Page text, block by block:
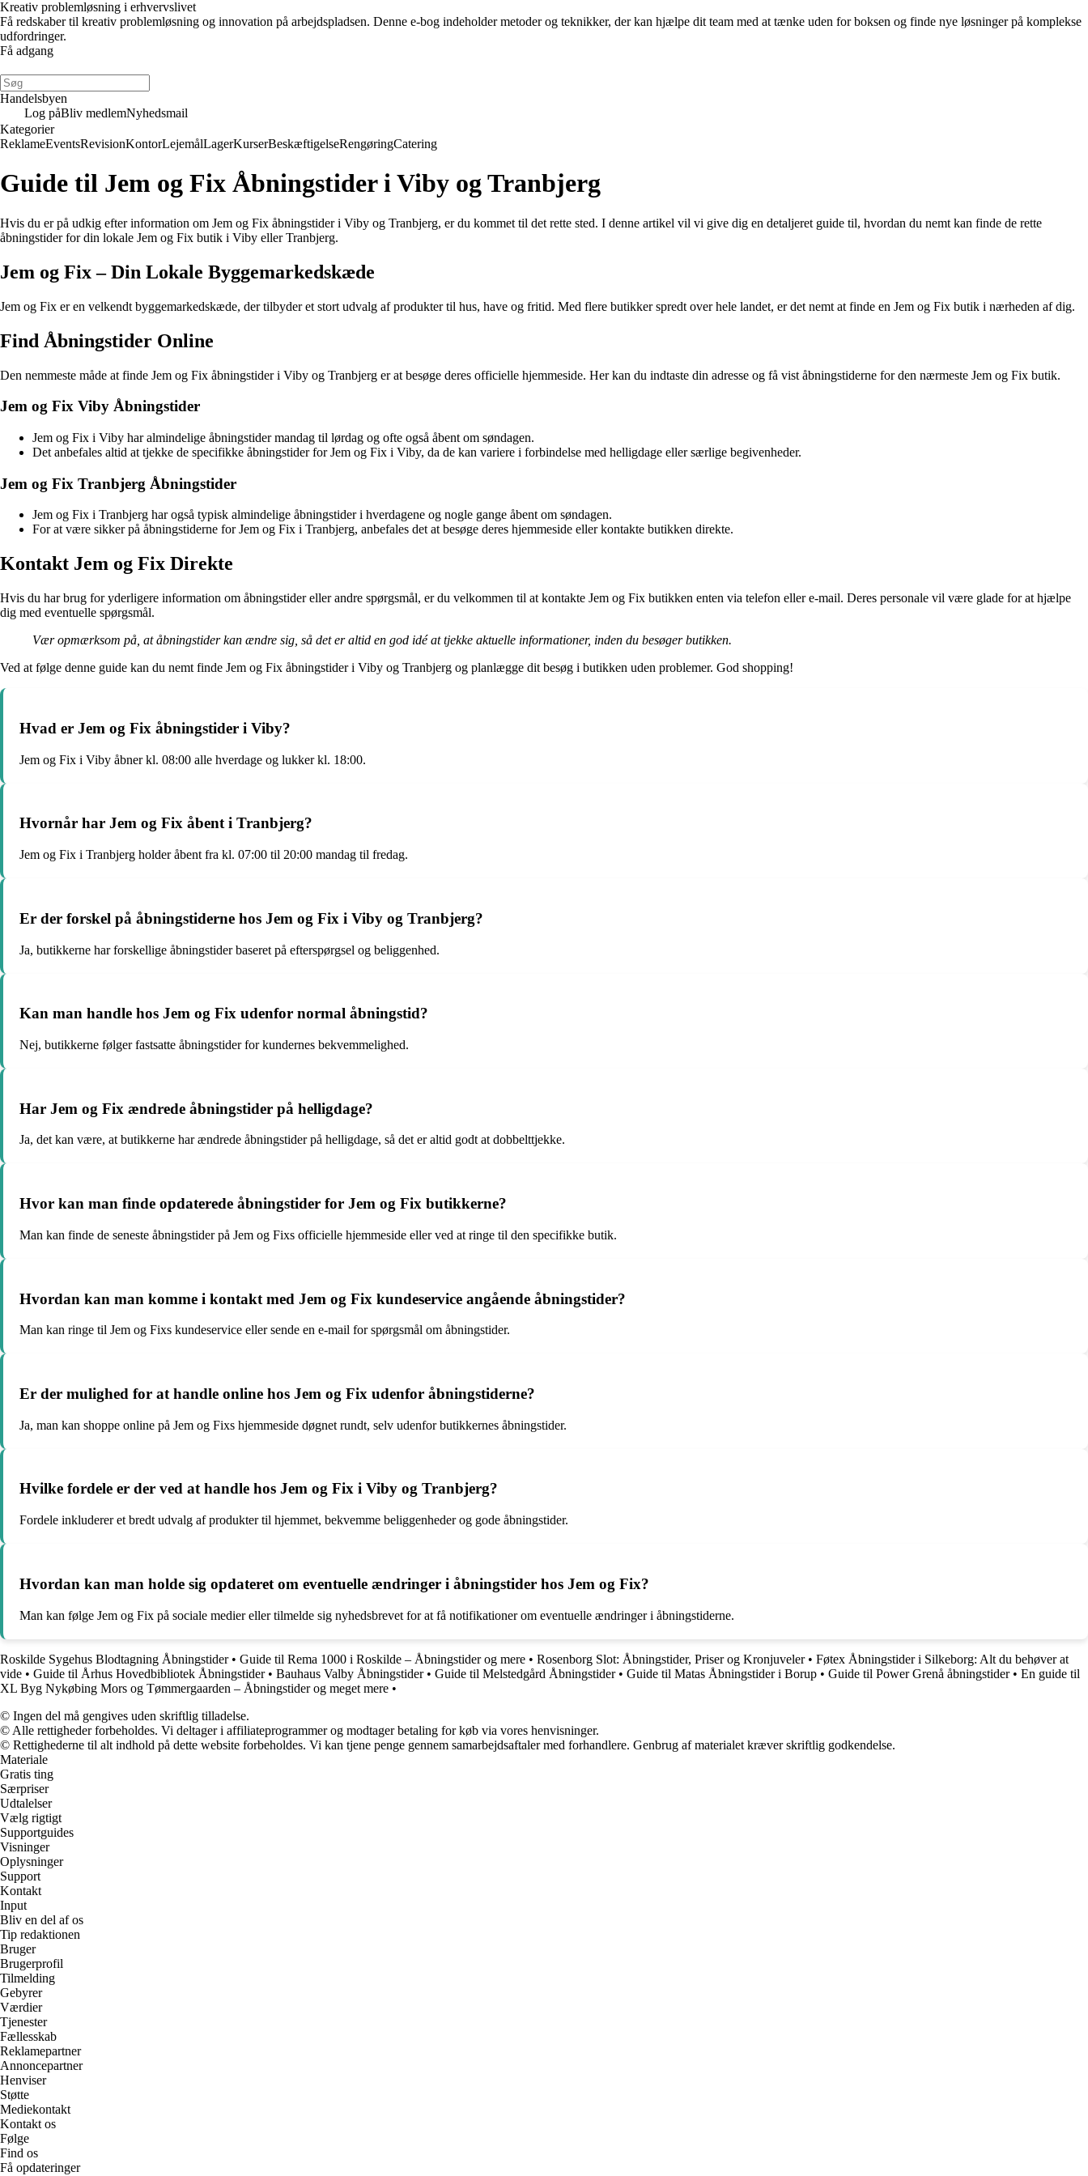
Kreativ problemløsning i erhvervslivet
Få redskaber til kreativ problemløsning og innovation på arbejdspladsen. Denne e-bog indeholder metoder og teknikker, der kan hjælpe dit team med at tænke uden for boksen og finde nye løsninger på komplekse
udfordringer.
Få adgang
Handelsbyen
Log påBliv medlemNyhedsmail
Kategorier
ReklameEventsRevisionKontorLejemålLagerKurserBeskæftigelseRengøringCatering
Guide til Jem og Fix Åbningstider i Viby og Tranbjerg
Hvis du er på udkig efter information om Jem og Fix åbningstider i Viby og Tranbjerg, er du kommet til det rette sted. I denne artikel vil vi give dig en detaljeret guide til, hvordan du nemt kan finde de rette
åbningstider for din lokale Jem og Fix butik i Viby eller Tranbjerg.
Jem og Fix – Din Lokale Byggemarkedskæde
Jem og Fix er en velkendt byggemarkedskæde, der tilbyder et stort udvalg af produkter til hus, have og fritid. Med flere butikker spredt over hele landet, er det nemt at finde en Jem og Fix butik i nærheden af dig.
Find Åbningstider Online
Den nemmeste måde at finde Jem og Fix åbningstider i Viby og Tranbjerg er at besøge deres officielle hjemmeside. Her kan du indtaste din adresse og få vist åbningstiderne for den nærmeste Jem og Fix butik.
Jem og Fix Viby Åbningstider
Jem og Fix i Viby har almindelige åbningstider mandag til lørdag og ofte også åbent om søndagen.
Det anbefales altid at tjekke de specifikke åbningstider for Jem og Fix i Viby, da de kan variere i forbindelse med helligdage eller særlige begivenheder.
Jem og Fix Tranbjerg Åbningstider
Jem og Fix i Tranbjerg har også typisk almindelige åbningstider i hverdagene og nogle gange åbent om søndagen.
For at være sikker på åbningstiderne for Jem og Fix i Tranbjerg, anbefales det at besøge deres hjemmeside eller kontakte butikken direkte.
Kontakt Jem og Fix Direkte
Hvis du har brug for yderligere information om åbningstider eller andre spørgsmål, er du velkommen til at kontakte Jem og Fix butikken enten via telefon eller e-mail. Deres personale vil være glade for at hjælpe
dig med eventuelle spørgsmål.
Vær opmærksom på, at åbningstider kan ændre sig, så det er altid en god idé at tjekke aktuelle informationer, inden du besøger butikken.
Ved at følge denne guide kan du nemt finde Jem og Fix åbningstider i Viby og Tranbjerg og planlægge dit besøg i butikken uden problemer. God shopping!
Hvad er Jem og Fix åbningstider i Viby?
Jem og Fix i Viby åbner kl. 08:00 alle hverdage og lukker kl. 18:00.
Hvornår har Jem og Fix åbent i Tranbjerg?
Jem og Fix i Tranbjerg holder åbent fra kl. 07:00 til 20:00 mandag til fredag.
Er der forskel på åbningstiderne hos Jem og Fix i Viby og Tranbjerg?
Ja, butikkerne har forskellige åbningstider baseret på efterspørgsel og beliggenhed.
Kan man handle hos Jem og Fix udenfor normal åbningstid?
Nej, butikkerne følger fastsatte åbningstider for kundernes bekvemmelighed.
Har Jem og Fix ændrede åbningstider på helligdage?
Ja, det kan være, at butikkerne har ændrede åbningstider på helligdage, så det er altid godt at dobbelttjekke.
Hvor kan man finde opdaterede åbningstider for Jem og Fix butikkerne?
Man kan finde de seneste åbningstider på Jem og Fixs officielle hjemmeside eller ved at ringe til den specifikke butik.
Hvordan kan man komme i kontakt med Jem og Fix kundeservice angående åbningstider?
Man kan ringe til Jem og Fixs kundeservice eller sende en e-mail for spørgsmål om åbningstider.
Er der mulighed for at handle online hos Jem og Fix udenfor åbningstiderne?
Ja, man kan shoppe online på Jem og Fixs hjemmeside døgnet rundt, selv udenfor butikkernes åbningstider.
Hvilke fordele er der ved at handle hos Jem og Fix i Viby og Tranbjerg?
Fordele inkluderer et bredt udvalg af produkter til hjemmet, bekvemme beliggenheder og gode åbningstider.
Hvordan kan man holde sig opdateret om eventuelle ændringer i åbningstider hos Jem og Fix?
Man kan følge Jem og Fix på sociale medier eller tilmelde sig nyhedsbrevet for at få notifikationer om eventuelle ændringer i åbningstiderne.
Roskilde Sygehus Blodtagning Åbningstider• Guide til Rema 1000 i Roskilde – Åbningstider og mere • Rosenborg Slot: Åbningstider, Priser og Kronjuveler• Føtex Åbningstider i Silkeborg: Alt du behøver at
vide • Guide til Århus Hovedbibliotek Åbningstider• Bauhaus Valby Åbningstider• Guide til Melstedgård Åbningstider• Guide til Matas Åbningstider i Borup • Guide til Power Grenå åbningstider• En guide til
XL Byg Nykøbing Mors og Tømmergaarden – Åbningstider og meget mere •
© Ingen del må gengives uden skriftlig tilladelse.
© Alle rettigheder forbeholdes. Vi deltager i affiliateprogrammer og modtager betaling for køb via vores henvisninger.
© Rettighederne til alt indhold på dette website forbeholdes. Vi kan tjene penge gennem samarbejdsaftaler med forhandlere. Genbrug af materialet kræver skriftlig godkendelse.
Materiale
Gratis ting
Særpriser
Udtalelser
Vælg rigtigt
Supportguides
Visninger
Oplysninger
Support
Kontakt
Input
Bliv en del af os
Tip redaktionen
Bruger
Brugerprofil
Tilmelding
Gebyrer
Værdier
Tjenester
Fællesskab
Reklamepartner
Annoncepartner
Henviser
Støtte
Mediekontakt
Kontakt os
Følge
Find os
Få opdateringer